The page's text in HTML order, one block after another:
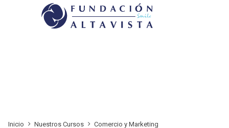
Inicio Nuestros Cursos Comercio y Marketing